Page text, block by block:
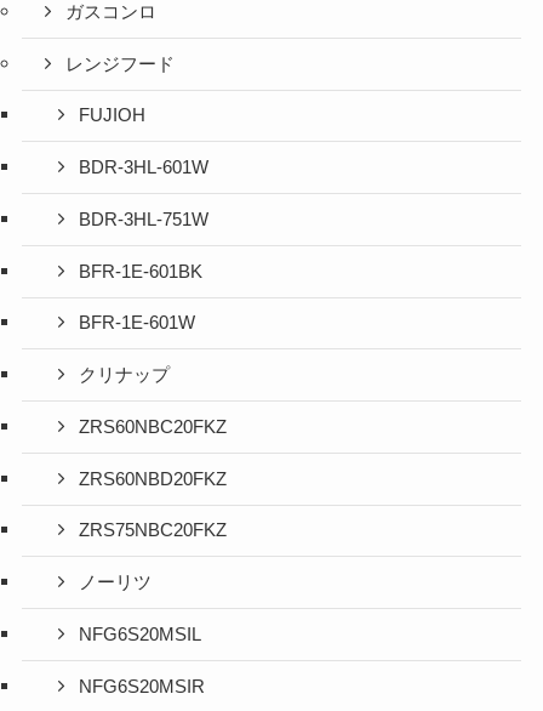
ガスコンロ
レンジフード
FUJIOH
BDR-3HL-601W
BDR-3HL-751W
BFR-1E-601BK
BFR-1E-601W
クリナップ
ZRS60NBC20FKZ
ZRS60NBD20FKZ
ZRS75NBC20FKZ
ノーリツ
NFG6S20MSIL
NFG6S20MSIR